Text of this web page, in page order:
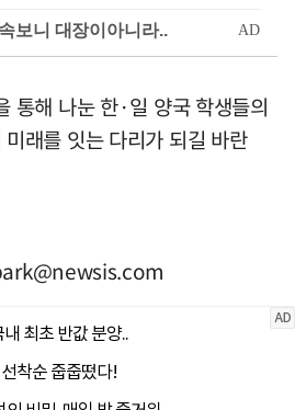
통해 나눈 한·일 양국 학생들의
래를 잇는 다리가 되길 바란